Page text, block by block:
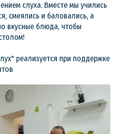
слуха. Вместе мы учились
смеялись и баловались, а
вкусные блюда, чтобы
реализуется при поддержке